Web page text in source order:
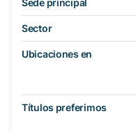
Sede principal
Sector
Ubicaciones en
Títulos preferimos